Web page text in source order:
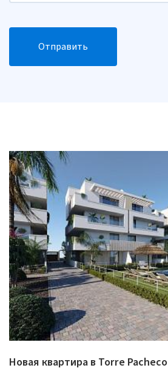
Отправить
Новая квартира в Torre Pacheco